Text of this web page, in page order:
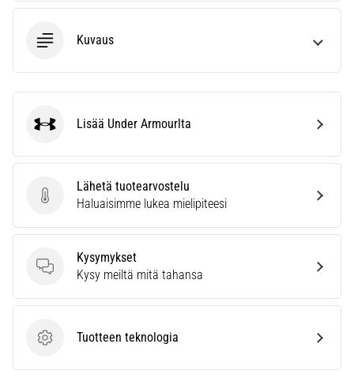
Kuvaus
Lähetä tuotearvostelu
Lähetä tuotearvostelu
Haluaisimme lukea mielipiteesi
Kysymykset
Kysymykset
Kysy meiltä mitä tahansa
Tuotteen teknologia
Tuotteen teknologia
Under ArmourLisää Under Armourlta